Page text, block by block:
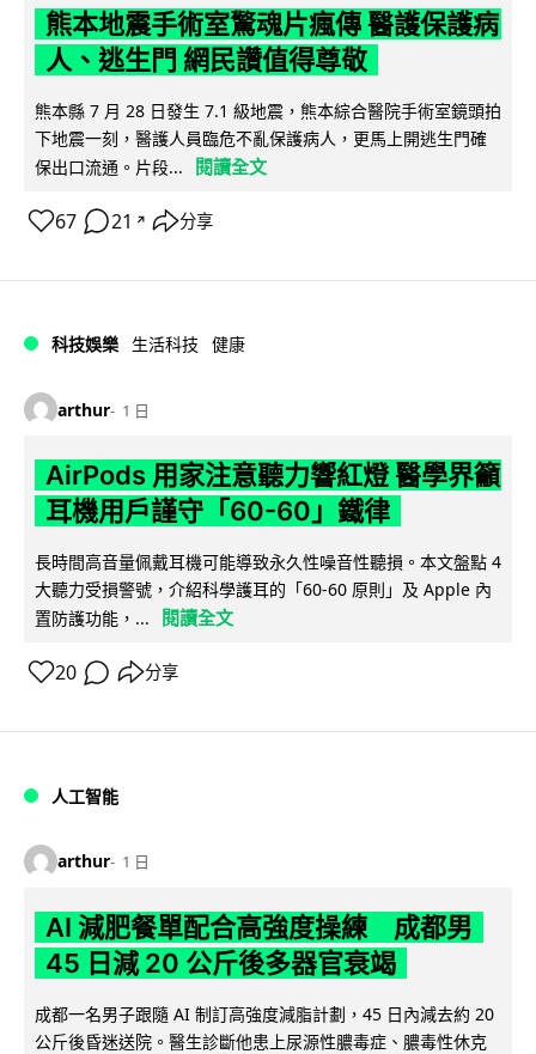
熊本地震手術室驚魂片瘋傳 醫護保護病
人、逃生門 網民讚值得尊敬
熊本縣 7 月 28 日發生 7.1 級地震，熊本綜合醫院手術室鏡頭拍
下地震一刻，醫護人員臨危不亂保護病人，更馬上開逃生門確
保出口流通。片段...
閱讀全文
67 21 ↗ 分享
科技娛樂 生活科技 健康
arthur 1 日
AirPods 用家注意聽力響紅燈 醫學界籲
耳機用戶謹守「60-60」鐵律
長時間高音量佩戴耳機可能導致永久性噪音性聽損。本文盤點 4
大聽力受損警號，介紹科學護耳的「60-60 原則」及 Apple 內
置防護功能，...
閱讀全文
20 分享
人工智能
arthur 1 日
AI 減肥餐單配合高強度操練 成都男
45 日減 20 公斤後多器官衰竭
成都一名男子跟隨 AI 制訂高強度減脂計劃，45 日內減去約 20
公斤後昏迷送院。醫生診斷他患上尿源性膿毒症、膿毒性休克